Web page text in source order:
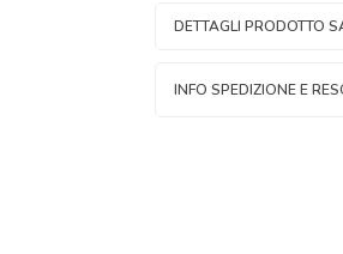
DETTAGLI PRODOTTO
INFO SPEDIZIONE E